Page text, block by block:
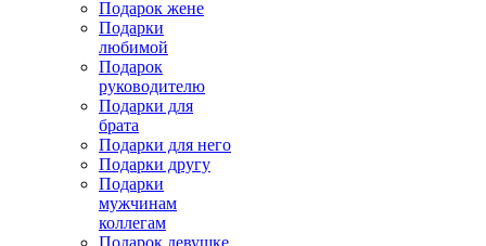
Подарок жене
Подарки
любимой
Подарок
руководителю
Подарки для
брата
Подарки для него
Подарки другу
Подарки
мужчинам
коллегам
Подарок девушке